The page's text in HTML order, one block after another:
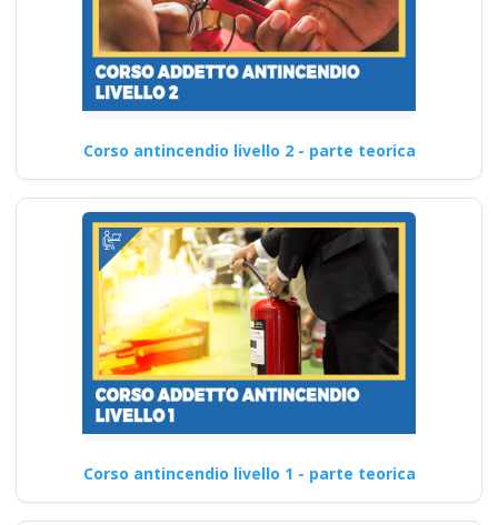
Corso antincendio livello 2 - parte teorica
Corso antincendio livello 1 - parte teorica